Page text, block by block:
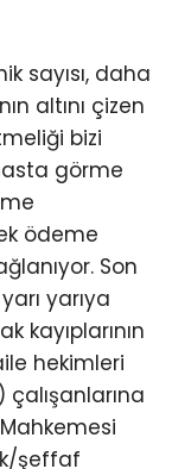
sayısı, daha
altını çizen
bizi
görme
ödeme
Son
yarıya
kayıplarının
hekimleri
çalışanlarına
şeffaf